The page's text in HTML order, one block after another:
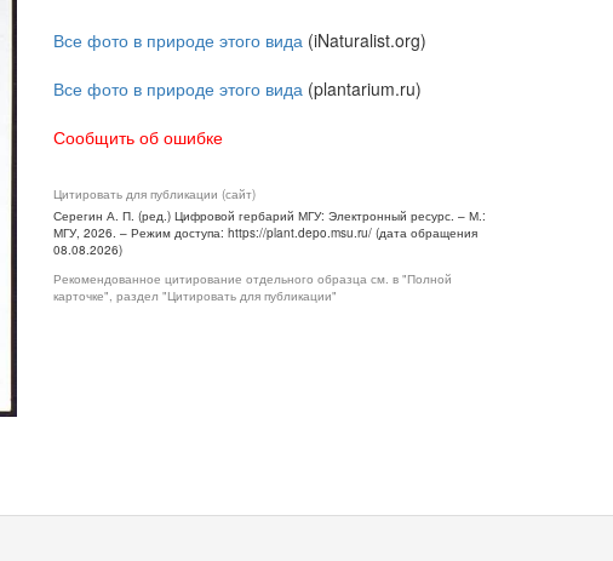
Все фото в природе этого вида (iNaturalist.org)
Все фото в природе этого вида (plantarium.ru)
Сообщить об ошибке
Цитировать для публикации (сайт)
Серегин А. П. (ред.) Цифровой гербарий МГУ: Электронный ресурс. – М.:
МГУ, 2026. – Режим доступа: https://plant.depo.msu.ru/ (дата обращения
08.08.2026)
Рекомендованное цитирование отдельного образца см. в "Полной
карточке", раздел "Цитировать для публикации"